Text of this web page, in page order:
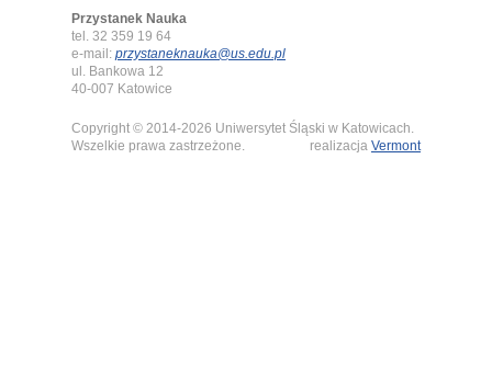
Przystanek Nauka
tel. 32 359 19 64
e-mail: przystaneknauka@us.edu.pl
ul. Bankowa 12
40-007 Katowice
Copyright © 2014-2026 Uniwersytet Śląski w Katowicach.
Wszelkie prawa zastrzeżone.
realizacja Vermont